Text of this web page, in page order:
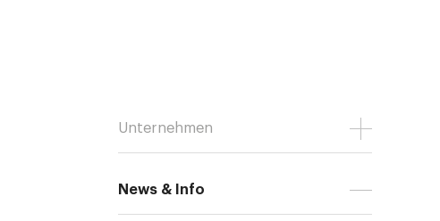
Unternehmen
News & Info